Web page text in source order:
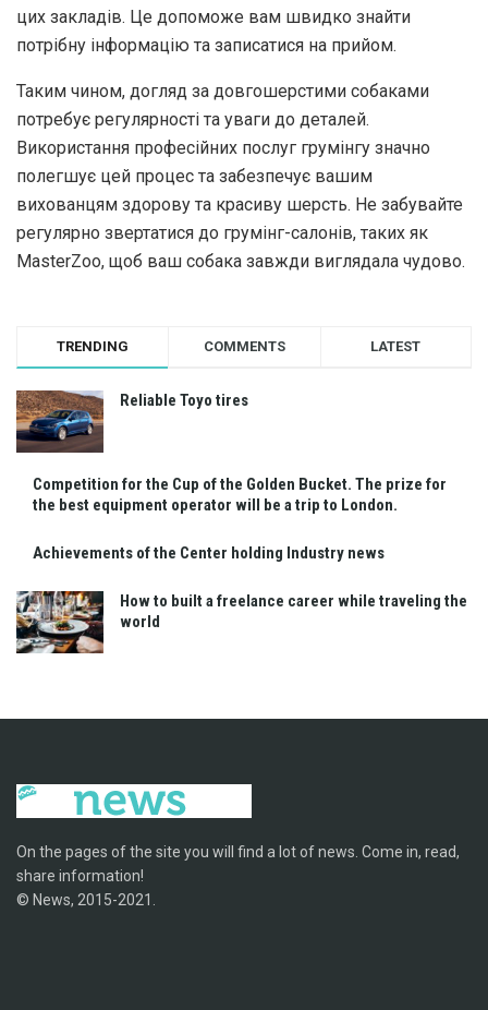
цих закладів. Це допоможе вам швидко знайти
потрібну інформацію та записатися на прийом.
Таким чином, догляд за довгошерстими собаками
потребує регулярності та уваги до деталей.
Використання професійних послуг грумінгу значно
полегшує цей процес та забезпечує вашим
вихованцям здорову та красиву шерсть. Не забувайте
регулярно звертатися до грумінг-салонів, таких як
MasterZoo, щоб ваш собака завжди виглядала чудово.
TRENDING COMMENTS LATEST
Reliable Toyo tires
Competition for the Cup of the Golden Bucket. The prize for
the best equipment operator will be a trip to London.
Achievements of the Center holding Industry news
How to built a freelance career while traveling the
world
On the pages of the site you will find a lot of news. Come in, read,
share information!
© News, 2015-2021.